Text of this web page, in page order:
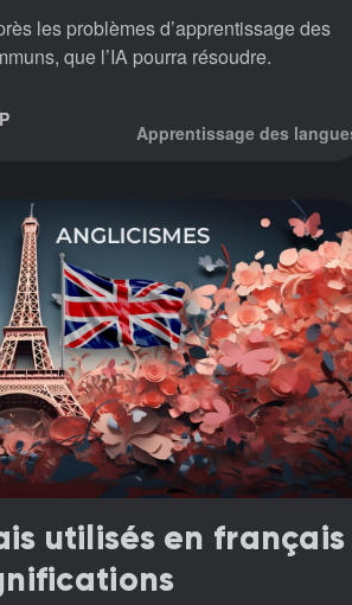
les problèmes d’apprentissage des
que l’IA pourra résoudre.
Apprentissage des
utilisés en français